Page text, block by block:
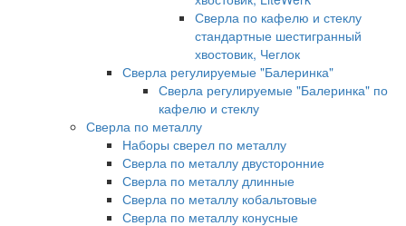
Сверла по кафелю и стеклу
стандартные шестигранный
хвостовик, Чеглок
Сверла регулируемые "Балеринка"
Сверла регулируемые "Балеринка" по
кафелю и стеклу
Сверла по металлу
Наборы сверел по металлу
Сверла по металлу двусторонние
Сверла по металлу длинные
Сверла по металлу кобальтовые
Сверла по металлу конусные